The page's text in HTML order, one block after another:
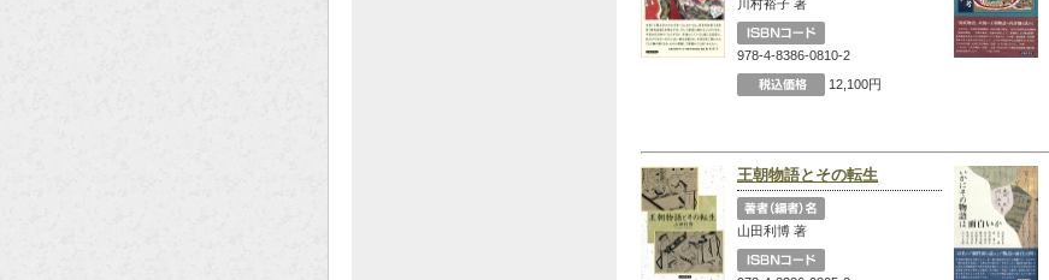
川村裕子 著
978-4-8386-0810-2
12,100円
王朝物語とその転生
山田利博 著